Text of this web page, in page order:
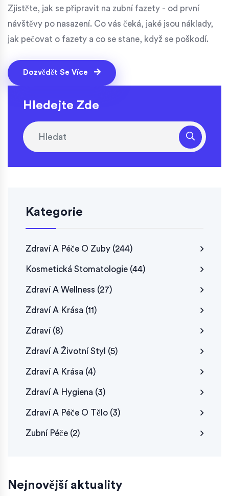
Zjistěte, jak se připravit na zubní fazety - od první
návštěvy po nasazení. Co vás čeká, jaké jsou náklady,
jak pečovat o fazety a co se stane, když se poškodí.
Dozvědět Se Více
Hledejte Zde
Kategorie
Zdraví A Péče O Zuby (244)
Kosmetická Stomatologie (44)
Zdraví A Wellness (27)
Zdraví A Krása (11)
Zdraví (8)
Zdraví A Životní Styl (5)
Zdraví A Krása (4)
Zdraví A Hygiena (3)
Zdraví A Péče O Tělo (3)
Zubní Péče (2)
Nejnovější aktuality